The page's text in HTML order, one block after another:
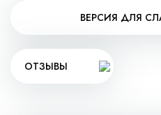
ВЕРСИЯ ДЛЯ
ОТЗЫВЫ